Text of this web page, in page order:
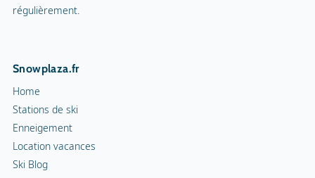
Tennis en salle
Sentiers de randonnée
Patinoire intérieure
Patinoire
régulièrement.
Snowplaza.fr
Home
Stations de ski
Enneigement
Location vacances
Ski Blog